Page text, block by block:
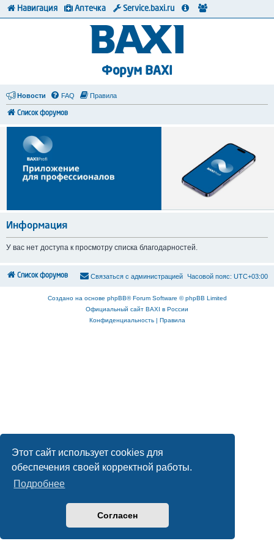
Этот сайт использует cookies для
обеспечения своей корректной работы.
Подробнее
Согласен
Форум BAXI
Новости FAQ Правила
Список форумов
Информация
У вас нет доступа к просмотру списка благодарностей.
Навигация Аптечка Service.baxi.ru
Список форумов Часовой пояс: UTC+03:00
Связаться с администрацией
Создано на основе phpBB® Forum Software © phpBB Limited
Официальный сайт BAXI в России
Конфиденциальность| Правила